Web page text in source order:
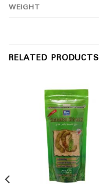
WEIGHT
RELATED PRODUCTS